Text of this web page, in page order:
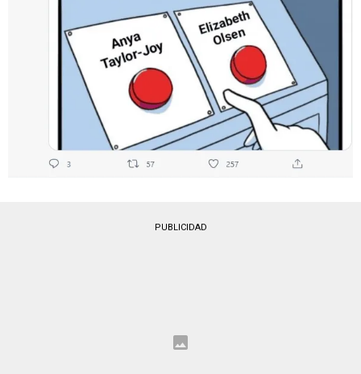
PUBLICIDAD